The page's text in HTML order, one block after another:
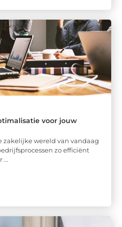
voor jouw
zakelijke wereld van vandaag
zo efficiënt
...